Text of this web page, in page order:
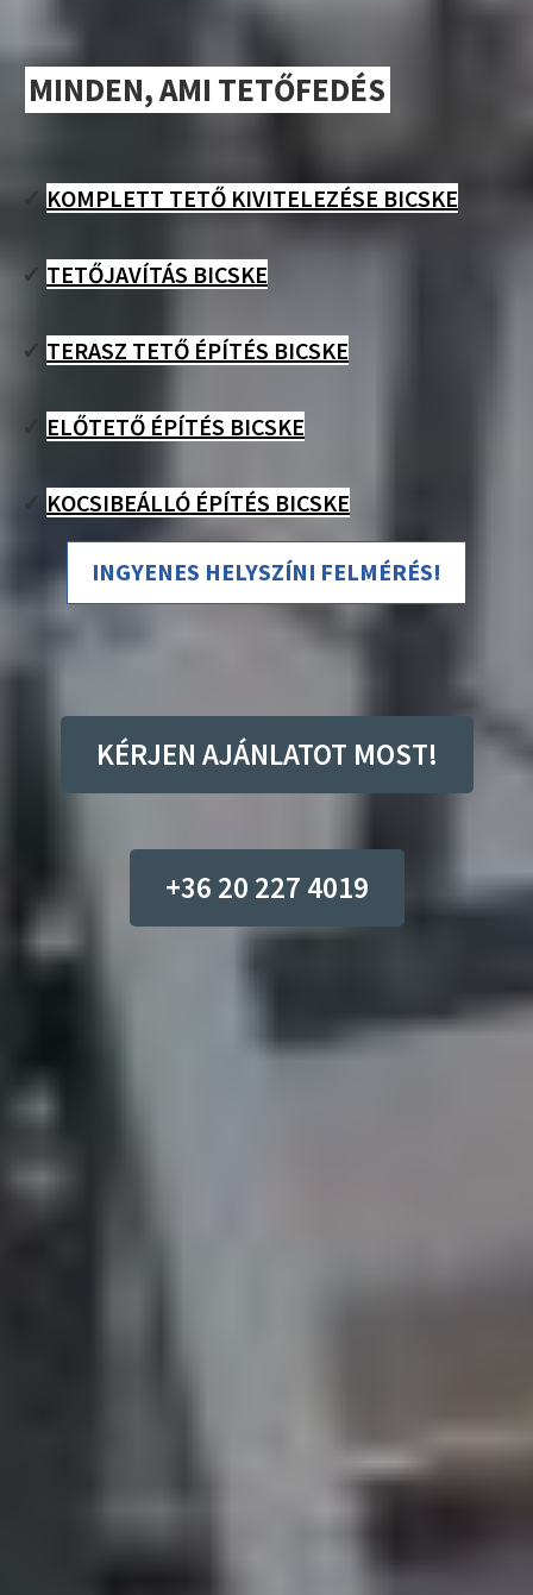
MINDEN, AMI TETŐFEDÉS
✓ KOMPLETT TETŐ KIVITELEZÉSE BICSKE
✓ TETŐJAVÍTÁS BICSKE
✓ TERASZ TETŐ ÉPÍTÉS BICSKE
✓ ELŐTETŐ ÉPÍTÉS BICSKE
✓ KOCSIBEÁLLÓ ÉPÍTÉS BICSKE
INGYENES HELYSZÍNI FELMÉRÉS!
KÉRJEN AJÁNLATOT MOST!
+36 20 227 4019